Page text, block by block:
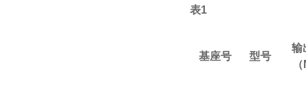
表1
基座号 型号
输